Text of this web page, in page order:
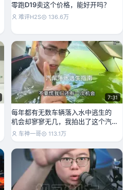
零跑D19卖这个价格，能好开吗？
难评H2S 136.6万
7:31
每年都有无数车辆落入水中逃生的
机会却寥寥无几，我拍出了这个汽
车落水逃生方案，机会
车神一哥 113.1万